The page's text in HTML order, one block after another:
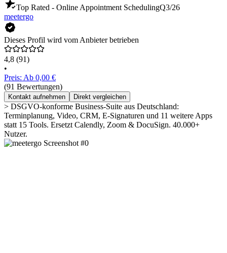
Top Rated - Online Appointment SchedulingQ3/26
meetergo
Dieses Profil wird vom Anbieter betrieben
4,8 (91)
•
Preis: Ab 0,00 €
(91 Bewertungen)
Kontakt aufnehmen Direkt vergleichen
> DSGVO-konforme Business-Suite aus Deutschland:
Terminplanung, Video, CRM, E-Signaturen und 11 weitere Apps
statt 15 Tools. Ersetzt Calendly, Zoom & DocuSign. 40.000+
Nutzer.